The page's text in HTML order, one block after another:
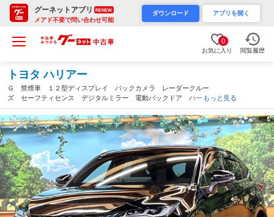
グーネットアプリ RENEW
メアド不要で問い合わせ可能
ダウンロード アプリを開く
0
お気に入り 閲覧履歴
トヨタ ハリアー
Ｇ 禁煙車 １２型ディスプレイ バックカメラ レーダークルー
ズ セーフティセンス デジタルミラー 電動バックドア ハーフ
レザー パワーシート ＬＥＤヘッド＆フォグ 純正１８インチＡ
Ｗ ＥＴＣ スマートキー（東京都）
もっと見る